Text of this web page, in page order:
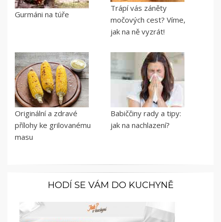
Gurmáni na túře
Trápí vás záněty
močových cest? Víme,
jak na ně vyzrát!
Originální a zdravé
přílohy ke grilovanému
masu
Babiččiny rady a tipy:
jak na nachlazení?
HODÍ SE VÁM DO KUCHYNĚ